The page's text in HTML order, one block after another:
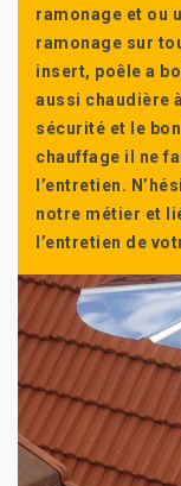
ramonage et ou
ramonage sur
insert, poêle a
aussi chaudière
sécurité et le
chauffage il ne
l’entretien.
notre métier et
l’entretien de